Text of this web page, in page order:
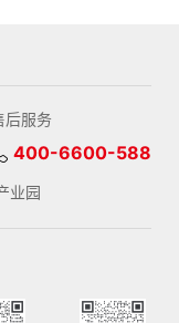
后服务
400-6600-588
业园